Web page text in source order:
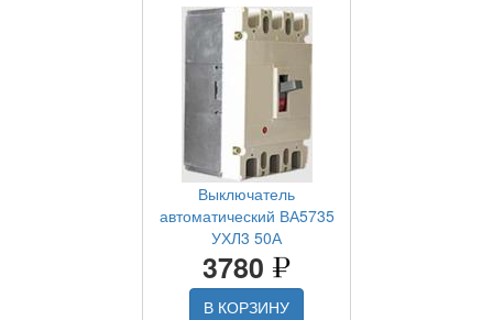
Выключатель
автоматический ВА5735
УХЛ3 50А
3780
В КОРЗИНУ